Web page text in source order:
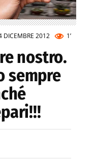
DICEMBRE 2012 1’
nostro.
sempre